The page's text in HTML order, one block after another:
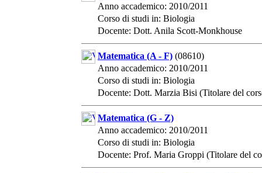
Anno accademico: 2010/2011
Corso di studi in: Biologia
Docente: Dott. Anila Scott-Monkhouse
Matematica (A - F) (08610)
Anno accademico: 2010/2011
Corso di studi in: Biologia
Docente: Dott. Marzia Bisi (Titolare del
Matematica (G - Z)
Anno accademico: 2010/2011
Corso di studi in: Biologia
Docente: Prof. Maria Groppi (Titolare del